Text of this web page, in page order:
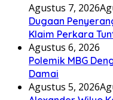
Agustus 7, 2026
Dugaan
Klaim Perkara
Agustus 6, 2026
Polemik MBG
Damai
Agustus 5, 2026